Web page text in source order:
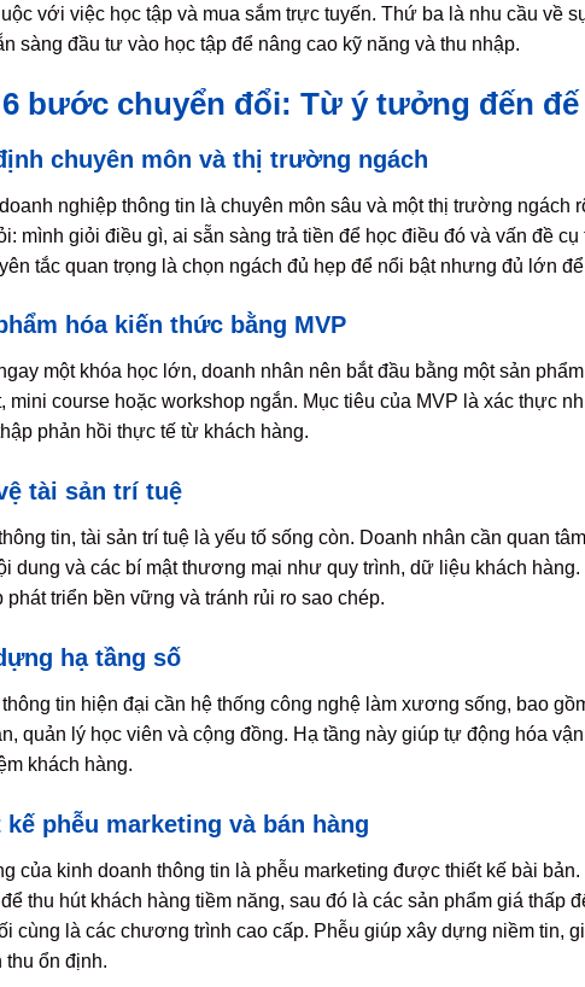
với việc học tập và mua sắm trực tuyến. Thứ ba là nhu cầu về
sàng đầu tư vào học tập để nâng cao kỹ năng và thu nhập.
bước chuyển đổi: Từ ý tưởng đến
chuyên môn và thị trường ngách
nghiệp thông tin là chuyên môn sâu và một thị trường ngách
mình giỏi điều gì, ai sẵn sàng trả tiền để học điều đó và vấn đề
tắc quan trọng là chọn ngách đủ hẹp để nổi bật nhưng đủ lớn
hóa kiến thức bằng MVP
một khóa học lớn, doanh nhân nên bắt đầu bằng một sản
mini course hoặc workshop ngắn. Mục tiêu của MVP là xác thực
phản hồi thực tế từ khách hàng.
tài sản trí tuệ
tin, tài sản trí tuệ là yếu tố sống còn. Doanh nhân cần quan
dung và các bí mật thương mại như quy trình, dữ liệu khách
triển bền vững và tránh rủi ro sao chép.
hạ tầng số
tin hiện đại cần hệ thống công nghệ làm xương sống, bao
quản lý học viên và cộng đồng. Hạ tầng này giúp tự động hóa
khách hàng.
phễu marketing và bán hàng
của kinh doanh thông tin là phễu marketing được thiết kế bài
thu hút khách hàng tiềm năng, sau đó là các sản phẩm giá thấp
cùng là các chương trình cao cấp. Phễu giúp xây dựng niềm tin,
thu ổn định.